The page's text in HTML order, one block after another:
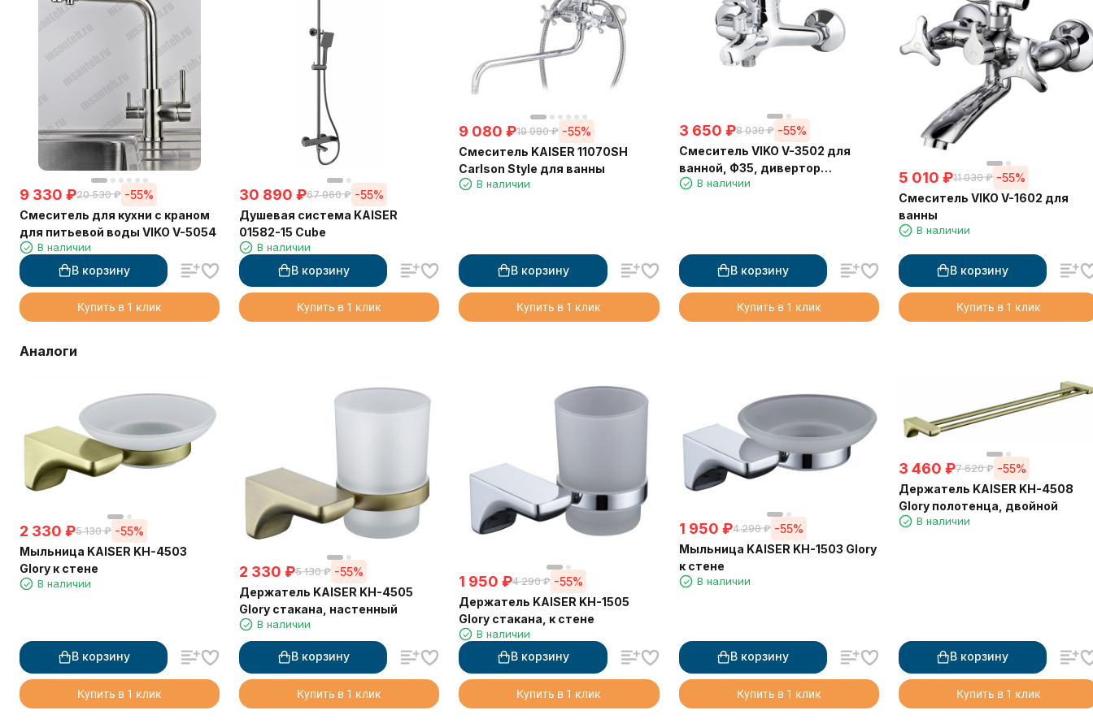
9 330 ₽20 530 ₽ -55%
Смеситель для кухни с краном
для питьевой воды VIKO V-5054
В наличии
В корзину
Купить в 1 клик
30 890 ₽67 960 ₽ -55%
Душевая система KAISER
01582-15 Cube
В наличии
В корзину
Купить в 1 клик
9 080 ₽19 980 ₽ -55%
Смеситель KAISER 11070SH
Carlson Style для ванны
В наличии
В корзину
Купить в 1 клик
3 650 ₽8 030 ₽ -55%
Смеситель VIKO V-3502 для
ванной, Ф35, дивертор
керамический
В наличии
В корзину
Купить в 1 клик
5 010 ₽11 030 ₽ -55%
Смеситель VIKO V-1602 для
ванны
В наличии
В корзину
Купить в 1 клик
Аналоги
2 330 ₽5 130 ₽ -55%
Мыльница KAISER KH-4503
Glory к стене
В наличии
В корзину
Купить в 1 клик
2 330 ₽5 130 ₽ -55%
Держатель KAISER KH-4505
Glory стакана, настенный
В наличии
В корзину
Купить в 1 клик
1 950 ₽4 290 ₽ -55%
Держатель KAISER KH-1505
Glory стакана, к стене
В наличии
В корзину
Купить в 1 клик
1 950 ₽4 290 ₽ -55%
Мыльница KAISER KH-1503 Glory
к стене
В наличии
В корзину
Купить в 1 клик
3 460 ₽7 620 ₽ -55%
Держатель KAISER KH-4508
Glory полотенца, двойной
В наличии
В корзину
Купить в 1 клик